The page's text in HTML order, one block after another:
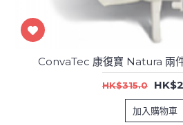
ConvaTec 康復寶 Natura 兩
HK$315.0
加入購物車